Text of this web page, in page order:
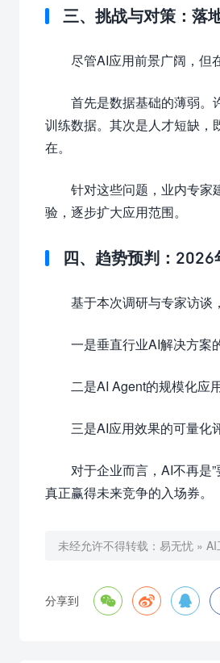
三、挑战与对策：落
尽管AI应用前景广阔，但
首先是数据基础的薄弱。
训练数据。其次是人才短缺，
在。
针对这些问题，业内专家
验，逐步扩大应用范围。
四、趋势预判：2026
基于本次调研与专家访谈
一是垂直行业AI解决方案
二是AI Agent的规模化应
三是AI应用效果的可量化
对于企业而言，AI不再是
真正赢得未来竞争的入场券。
未经允许不得转载： 易无忧 » AI
分享到   